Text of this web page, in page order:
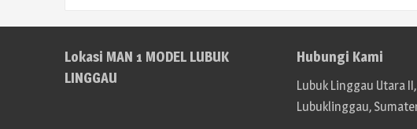
Lokasi MAN 1 MODEL LUBUK
LINGGAU
Hubungi Kami
Lubuk Linggau Utara
Lubuklinggau,